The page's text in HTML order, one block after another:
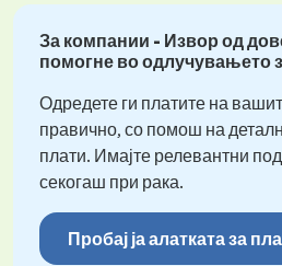
За компании - Извор од
помогне во одлучувањето
Одредете ги платите на
правично, со помош на
плати. Имајте релевантни
секогаш при рака.
Пробај ја алатката за